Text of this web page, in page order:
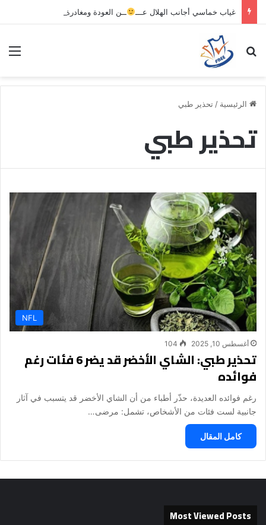
غياب خماسي أجانب الهلال عـــ ــن العودة ومغادرة خاصة لبرامج الاستشفاء والتأهيل
بحث عن
الرئيسية / تحذير طبي
تحذير طبي
NFL
أغسطس 10, 2025 104
تحذير طبي: الشاي الأخضر قد يضر 6 فئات رغم
فوائده
رغم فوائده العديدة، حذّر أطباء من أن الشاي الأخضر قد يتسبب في آثار
جانبية لست فئات من الأشخاص، تشمل: مرضى…
كامل المقال
Most Viewed Posts